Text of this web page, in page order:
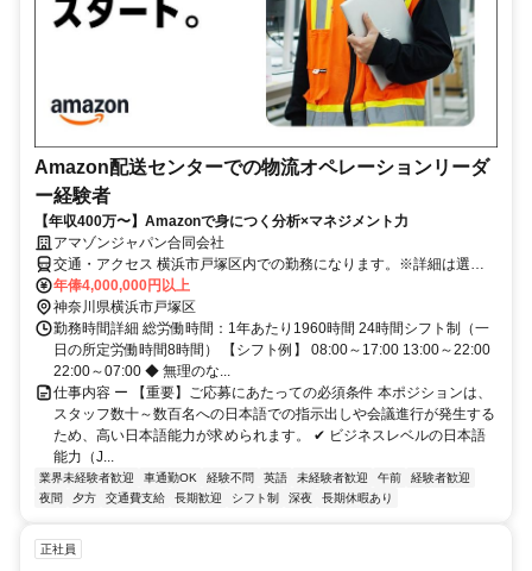
Amazon配送センターでの物流オペレーションリーダ
ー経験者
【年収400万〜】Amazonで身につく分析×マネジメント力
アマゾンジャパン合同会社
交通・アクセス 横浜市戸塚区内での勤務になります。※詳細は選考
中にお伝えします
年俸4,000,000円以上
神奈川県横浜市戸塚区
勤務時間詳細 総労働時間：1年あたり1960時間 24時間シフト制（一
日の所定労働時間8時間） 【シフト例】 08:00～17:00 13:00～22:00
22:00～07:00 ◆ 無理のな...
仕事内容 ー 【重要】ご応募にあたっての必須条件 本ポジションは、
スタッフ数十～数百名への日本語での指示出しや会議進行が発生する
ため、高い日本語能力が求められます。 ✔ ビジネスレベルの日本語
能力（J...
業界未経験者歓迎 車通勤OK 経験不問 英語 未経験者歓迎 午前
経験者歓迎
夜間
夕方 交通費支給 長期歓迎 シフト制 深夜 長期休暇あり
正社員